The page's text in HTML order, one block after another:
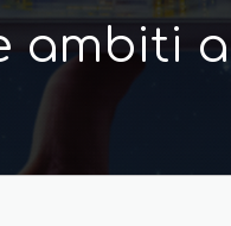
ambiti